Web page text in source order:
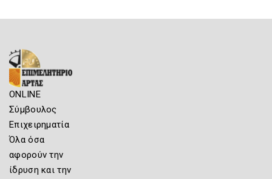
ONLINE
Σύμβουλος
Επιχειρηματία
Όλα όσα
αφορούν την
ίδρυση και την